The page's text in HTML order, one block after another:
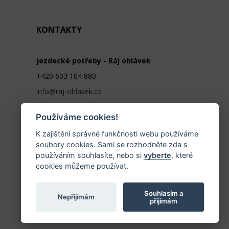
KONTAKTY
Jezdecké potřeby - Ráj ohlávek
+420 603 104 880
info@raj-ohlavek.cz
IČ: 61655066, DIČ: CZ 740601140
Používáme cookies!
K zajištění správné funkčnosti webu používáme
soubory cookies. Sami se rozhodněte zda s
používáním souhlasíte, nebo si vyberte, které
cookies můžeme používat.
Souhlasím a
přijímám
Nepřijímám